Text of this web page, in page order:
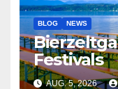
BLOG NEWS
Festivals
AUG. 5, 2026